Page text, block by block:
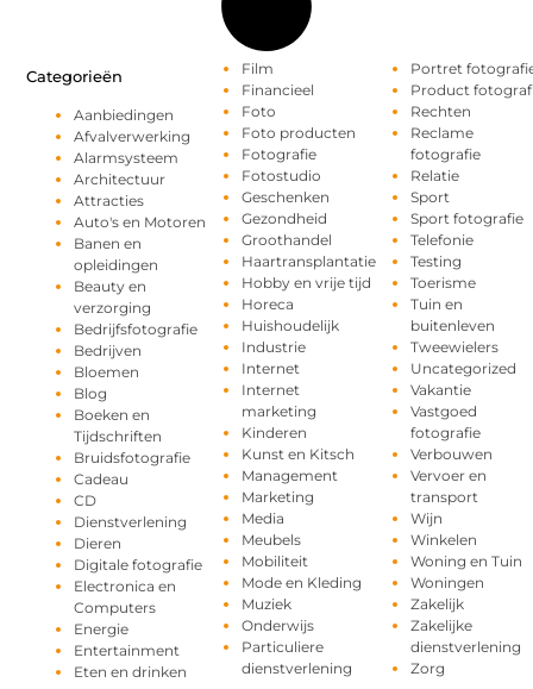
Categorieën
Aanbiedingen
Afvalverwerking
Alarmsysteem
Architectuur
Attracties
Auto's en Motoren
Banen en
opleidingen
Beauty en
verzorging
Bedrijfsfotografie
Bedrijven
Bloemen
Blog
Boeken en
Tijdschriften
Bruidsfotografie
Cadeau
CD
Dienstverlening
Dieren
Digitale fotografie
Electronica en
Computers
Energie
Entertainment
Eten en drinken
Film
Financieel
Foto
Foto producten
Fotografie
Fotostudio
Geschenken
Gezondheid
Groothandel
Haartransplantatie
Hobby en vrije tijd
Horeca
Huishoudelijk
Industrie
Internet
Internet
marketing
Kinderen
Kunst en Kitsch
Management
Marketing
Media
Meubels
Mobiliteit
Mode en Kleding
Muziek
Onderwijs
Particuliere
dienstverlening
Portret
Product
Rechten
Reclame
fotografie
Relatie
Sport
Sport fotografie
Telefonie
Testing
Toerisme
Tuin en
buitenleven
Tweewielers
Uncategorized
Vakantie
Vastgoed
fotografie
Verbouwen
Vervoer en
transport
Wijn
Winkelen
Woning en Tuin
Woningen
Zakelijk
Zakelijke
dienstverlening
Zorg